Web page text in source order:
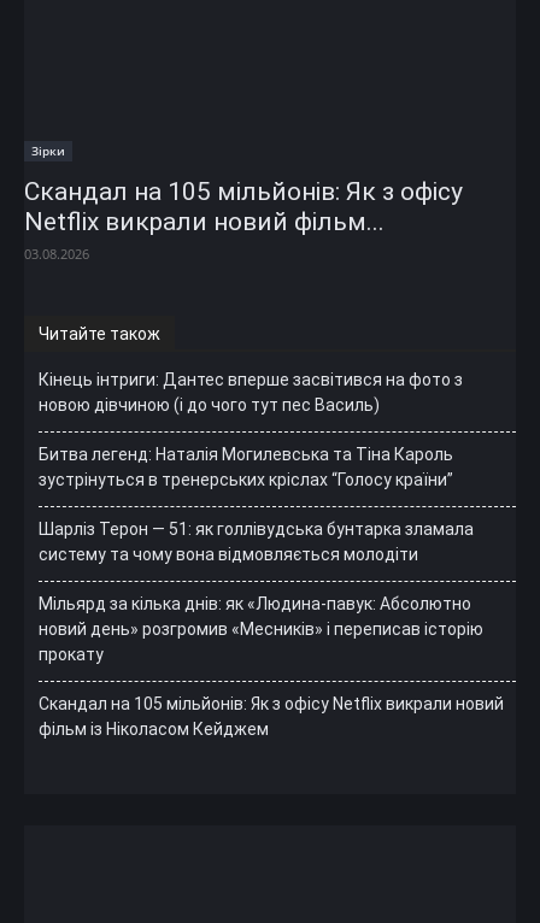
Зірки
Скандал на 105 мільйонів: Як з офісу
Netflix викрали новий фільм...
03.08.2026
Читайте також
Кінець інтриги: Дантес вперше засвітився на фото з
новою дівчиною (і до чого тут пес Василь)
Битва легенд: Наталія Могилевська та Тіна Кароль
зустрінуться в тренерських кріслах “Голосу країни”
Шарліз Терон — 51: як голлівудська бунтарка зламала
систему та чому вона відмовляється молодіти
Мільярд за кілька днів: як «Людина-павук: Абсолютно
новий день» розгромив «Месників» і переписав історію
прокату
Скандал на 105 мільйонів: Як з офісу Netflix викрали новий
фільм із Ніколасом Кейджем